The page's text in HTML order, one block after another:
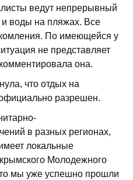
ведут непрерывный
и воды на пляжах. Все
По имеющейся у
не представляет
она.
что отдых на
разрешен.
в разных регионах,
локальные
Молодежного
мы уже успешно прошли